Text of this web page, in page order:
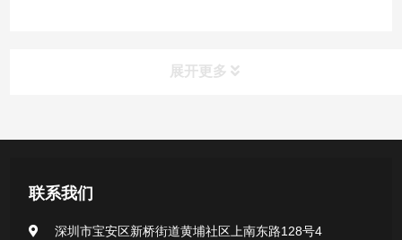
展开更多
产品中心
医用无菌采样拭子系列
一次性使用采样器系列
联系我们
深圳市宝安区新桥街道黄埔社区上南东路128号4